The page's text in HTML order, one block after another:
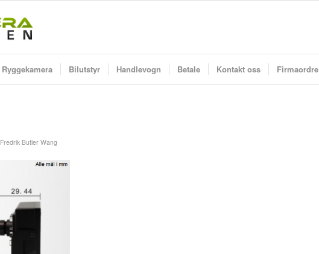
Ryggekamera Bilutstyr Handlevogn Betale Kontakt oss Firmaordre
Fredrik Butler Wang